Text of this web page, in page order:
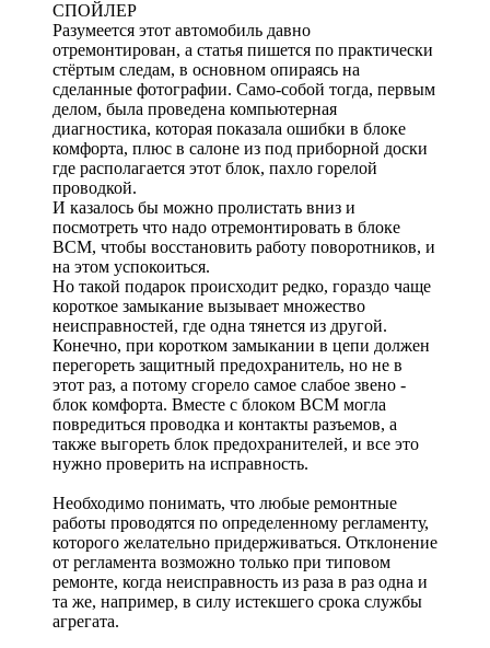
СПОЙЛЕР
Разумеется этот автомобиль давно
отремонтирован, а статья пишется по практически
стёртым следам, в основном опираясь на
сделанные фотографии. Само-собой тогда, первым
делом, была проведена компьютерная
диагностика, которая показала ошибки в блоке
комфорта, плюс в салоне из под приборной доски
где располагается этот блок, пахло горелой
проводкой.
И казалось бы можно пролистать вниз и
посмотреть что надо отремонтировать в блоке
BCM, чтобы восстановить работу поворотников, и
на этом успокоиться.
Но такой подарок происходит редко, гораздо чаще
короткое замыкание вызывает множество
неисправностей, где одна тянется из другой.
Конечно, при коротком замыкании в цепи должен
перегореть защитный предохранитель, но не в
этот раз, а потому сгорело самое слабое звено -
блок комфорта. Вместе с блоком BCM могла
повредиться проводка и контакты разъемов, а
также выгореть блок предохранителей, и все это
нужно проверить на исправность.
Необходимо понимать, что любые ремонтные
работы проводятся по определенному регламенту,
которого желательно придерживаться. Отклонение
от регламента возможно только при типовом
ремонте, когда неисправность из раза в раз одна и
та же, например, в силу истекшего срока службы
агрегата.